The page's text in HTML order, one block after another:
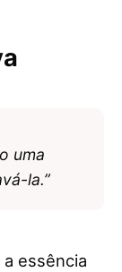
uma
la.”
essência